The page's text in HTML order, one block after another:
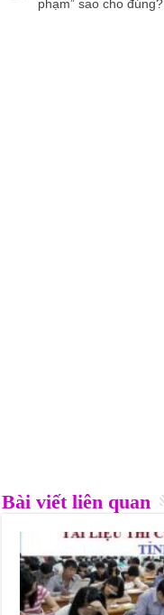
phạm” sao cho đúng?
Bài viết liên quan